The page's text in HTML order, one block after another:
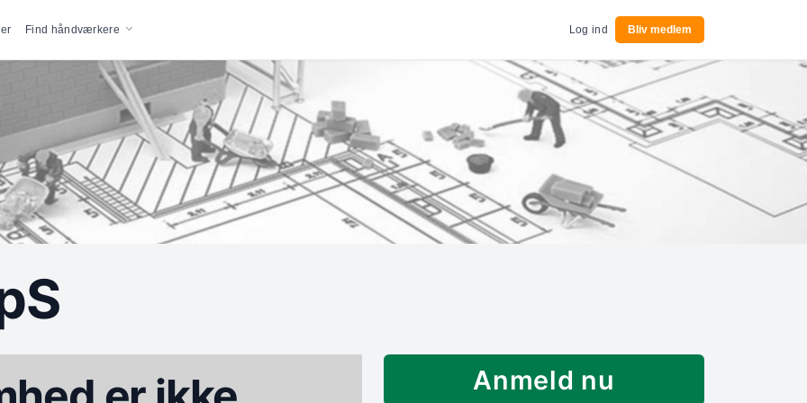
Find håndværkere Log ind Bliv medlem
Anmeld nu